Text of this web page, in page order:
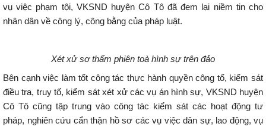
vụ việc phạm tội, VKSND huyện Cô Tô đã đem lại niềm tin cho
nhân dân về công lý, công bằng của pháp luật.
Xét xử sơ thẩm phiên toà hình sự trên đảo
Bên cạnh việc làm tốt công tác thực hành quyền công tố, kiểm sát
điều tra, truy tố, kiểm sát xét xử các vụ án hình sự, VKSND huyện
Cô Tô cũng tập trung vào công tác kiểm sát các hoạt động tư
pháp, nghiên cứu cẩn thận hồ sơ các vụ việc dân sự, lao động, vụ